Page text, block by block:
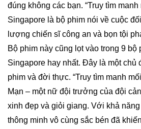
đúng không các bạn. “Truy tìm manh
Singapore là bộ phim nói về cuộc
lượng chiến sĩ công an và bọn tội
Bộ phim này cũng lọt vào trong 9 bộ
Singapore hay nhất. Đây là một chủ
phim và đời thực. “Truy tìm manh
Mạn – một nữ đội trưởng của đội
xinh đẹp và giỏi giang. Với khả
thông minh vô cùng sắc bén đã